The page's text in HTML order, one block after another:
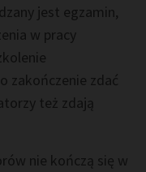
jest egzamin,
w pracy
zakończenie zdać
też zdają
nie kończą się w